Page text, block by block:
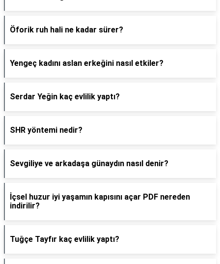
Öforik ruh hali ne kadar sürer?
Yengeç kadını aslan erkeğini nasıl etkiler?
Serdar Yeğin kaç evlilik yaptı?
SHR yöntemi nedir?
Sevgiliye ve arkadaşa günaydın nasıl denir?
İçsel huzur iyi yaşamın kapısını açar PDF nereden
indirilir?
Tuğçe Tayfır kaç evlilik yaptı?